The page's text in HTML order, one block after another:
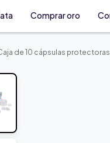
Comprar oro
de 10 cápsulas